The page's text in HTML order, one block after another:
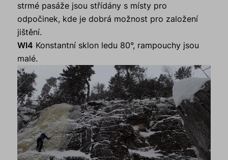
strmé pasáže jsou střídány s místy pro
odpočinek, kde je dobrá možnost pro založení
jištění.
WI4 Konstantní sklon ledu 80°, rampouchy jsou
malé.